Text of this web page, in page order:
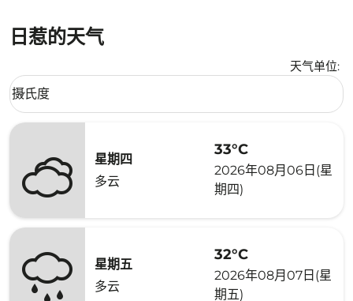
日惹的天气
天气单位:
Weather unit option 摄氏度 Selected
摄氏度
keyboard_arrow_down
星期四
多云
33°C
2026年08月06日(星
期四)
星期五
多云
32°C
2026年08月07日(星
期五)